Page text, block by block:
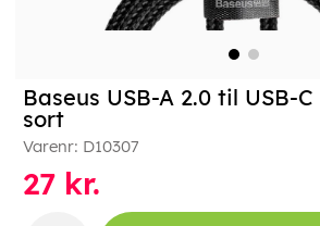
Baseus USB-A 2.0 til USB-
sort
Varenr: D10307
27 kr.